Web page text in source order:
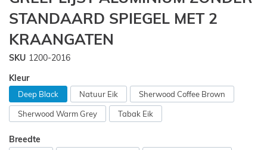
STANDAARD SPIEGEL MET 2
KRAANGATEN
SKU 1200-2016
Kleur
Deep Black Natuur Eik Sherwood Coffee Brown
Sherwood Warm Grey Tabak Eik
Breedte